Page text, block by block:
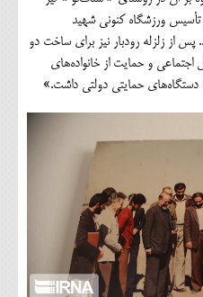
ورزشگاه کنونی شهید
از زلزله رودبار نیز برای ساخت دو
اجتماعی و حمایت از خانواده‌های
حمایتی دولتی داشت.»